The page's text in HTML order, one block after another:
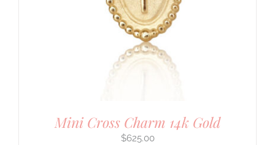
Mini Cross Charm 14k Gold
$625.00